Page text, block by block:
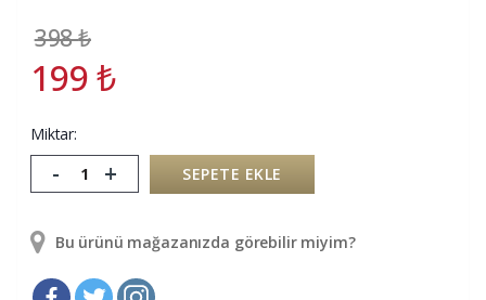
398₺
199₺
Miktar:
- + SEPETE EKLE
Bu ürünü mağazanızda görebilir miyim?